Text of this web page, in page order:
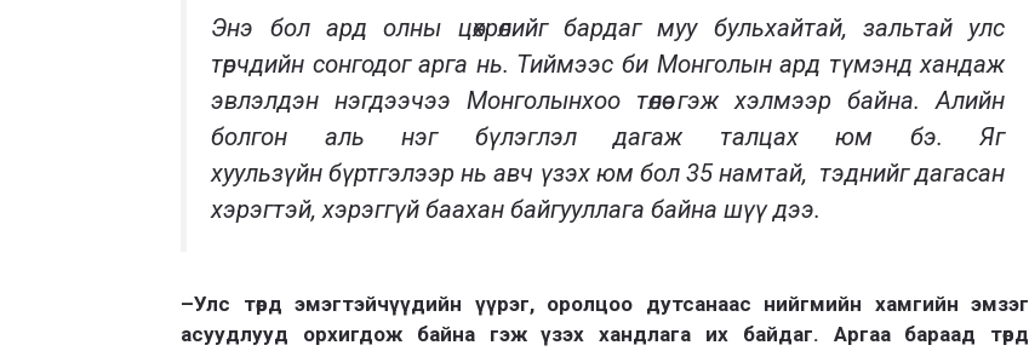
Энэ бол ард олны цөхрөлийг бардаг муу бульхайтай, зальтай улс
төрчдийн сонгодог арга нь. Тиймээс би Монголын ард түмэнд хандаж
эвлэлдэн нэгдээчээ Монголынхоо төлөө гэж хэлмээр байна. Алийн
болгон аль нэг бүлэглэл дагаж талцах юм бэ.
Яг
хуульзүйн бүртгэлээр нь авч үзэх юм бол 35 намтай, тэднийг дагасан
хэрэгтэй, хэрэггүй баахан байгууллага байна шүү дээ.
–Улс төрд эмэгтэйчүүдийн үүрэг, оролцоо дутсанаас нийгмийн хамгийн эмзэг
асуудлууд орхигдож байна гэж үзэх хандлага их байдаг. Аргаа бараад төрд